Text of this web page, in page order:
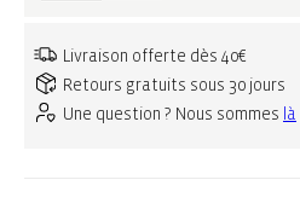
Livraison offerte dès 40€
Retours gratuits sous 30 jours
Une question ? Nous sommes là